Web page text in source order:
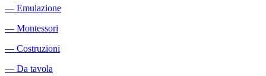
― Emulazione
― Montessori
― Costruzioni
― Da tavola